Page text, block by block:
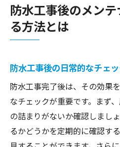
防水工事後のメン
る方法とは
防水工事後の日常的なチェ
防水工事完了後は、その効果
なチェックが重要です。まず
の詰まりがないか確認しまし
るかどうかを定期的に確認す